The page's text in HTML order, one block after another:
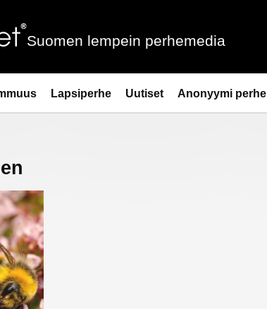
Suomen lempein perhemedia
Lapsiperhe Uutiset Anonyymi perhe